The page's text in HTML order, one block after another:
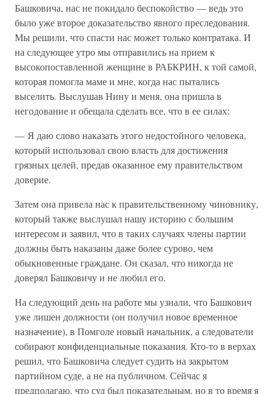
Башковича, нас не покидало беспокойство — ведь это
было уже второе доказательство явного преследования.
Мы решили, что спасти нас может только контратака. И
на следующее утро мы отправились на прием к
высокопоставленной женщине в РАБКРИН, к той самой,
которая помогла маме и мне, когда нас пытались
выселить. Выслушав Нину и меня, она пришла в
негодование и обещала сделать все, что в ее силах:
— Я даю слово наказать этого недостойного человека,
который использовал свою власть для достижения
грязных целей, предав оказанное ему правительством
доверие.
Затем она привела нас к правительственному чиновнику,
который также выслушал нашу историю с большим
интересом и заявил, что в таких случаях члены партии
должны быть наказаны даже более сурово, чем
обыкновенные граждане. Он сказал, что никогда не
доверял Башковичу и не любил его.
На следующий день на работе мы узнали, что Башкович
уже лишен должности (он получил новое временное
назначение), в Помголе новый начальник, а следователи
собирают конфиденциальные показания. Кто-то в верхах
решил, что Башковича следует судить на закрытом
партийном суде, а не на публичном. Сейчас я
предполагаю, что суд был показательным, но в то время я